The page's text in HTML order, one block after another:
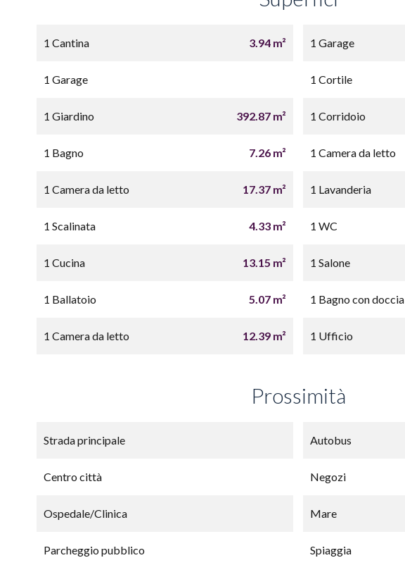
1 Cantina 3.94 m² 1 Garage
1 Garage 1 Cortile
1 Giardino 392.87 m² 1 Corridoio
1 Bagno 7.26 m² 1 Camera da letto
1 Camera da letto 17.37 m² 1 Lavanderia
1 Scalinata 4.33 m² 1 WC
1 Cucina 13.15 m² 1 Salone
1 Ballatoio 5.07 m² 1 Bagno con doccia
1 Camera da letto 12.39 m² 1 Ufficio
Prossimità
Strada principale Autobus
Centro città Negozi
Ospedale/Clinica Mare
Parcheggio pubblico Spiaggia